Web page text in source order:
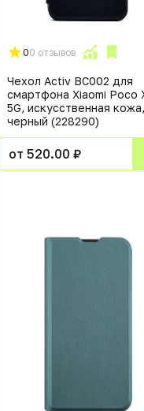
00 отзывов
Чехол Activ BC002 для
смартфона Xiaomi Poco
5G, искусственная кожа,
черный (228290)
от 520.00 ₽